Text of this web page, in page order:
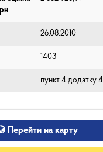
26.08.2010
1403
пункт 4 додатку 4
Перейти на карту